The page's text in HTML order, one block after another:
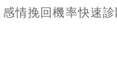
感情挽回機率快速